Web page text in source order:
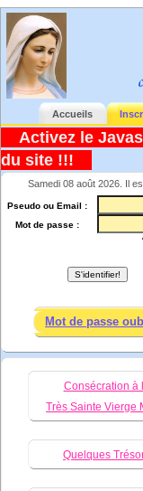
Accueils
Activez le
du site !!!
Samedi 08 août 2026. Il
Pseudo ou Email :
Mot de passe :
Mot de passe
Consécration à
Très Sainte Vierge
Quelques